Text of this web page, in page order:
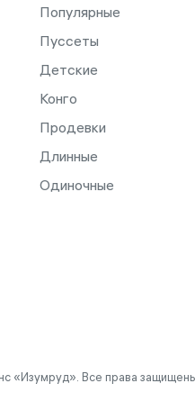
Популярные
Пуссеты
Детские
Конго
Продевки
Длинные
Одиночные
«Изумруд». Все права